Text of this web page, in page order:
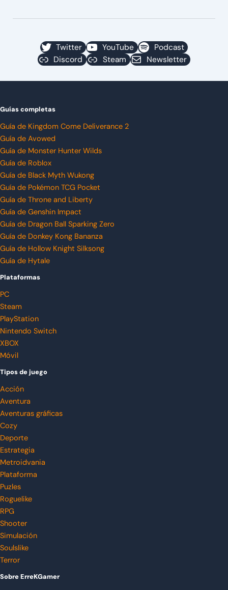
Twitter YouTube
Podcast
Discord
Steam Newsletter
Guías completas
Guía de Kingdom Come Deliverance 2
Guía de Avowed
Guía de Monster Hunter Wilds
Guía de Roblox
Guía de Black Myth Wukong
Guía de Pokémon TCG Pocket
Guía de Throne and Liberty
Guía de Genshin Impact
Guía de Dragon Ball Sparking Zero
Guía de Donkey Kong Bananza
Guía de Hollow Knight Silksong
Guía de Hytale
Plataformas
PC
Steam
PlayStation
Nintendo Switch
XBOX
Móvil
Tipos de juego
Acción
Aventura
Aventuras gráficas
Cozy
Deporte
Estrategia
Metroidvania
Plataforma
Puzles
Roguelike
RPG
Shooter
Simulación
Soulslike
Terror
Sobre ErreKGamer